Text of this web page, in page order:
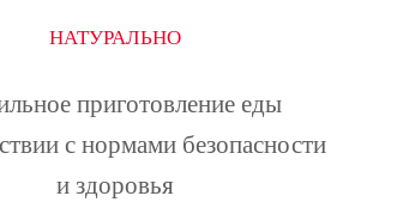
НАТУРАЛЬНО
приготовление еды
с нормами безопасности
и здоровья